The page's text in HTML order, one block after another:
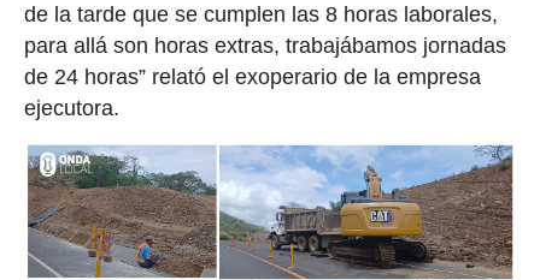
de la tarde que se cumplen las 8 horas laborales,
para allá son horas extras, trabajábamos jornadas
de 24 horas” relató el exoperario de la empresa
ejecutora.